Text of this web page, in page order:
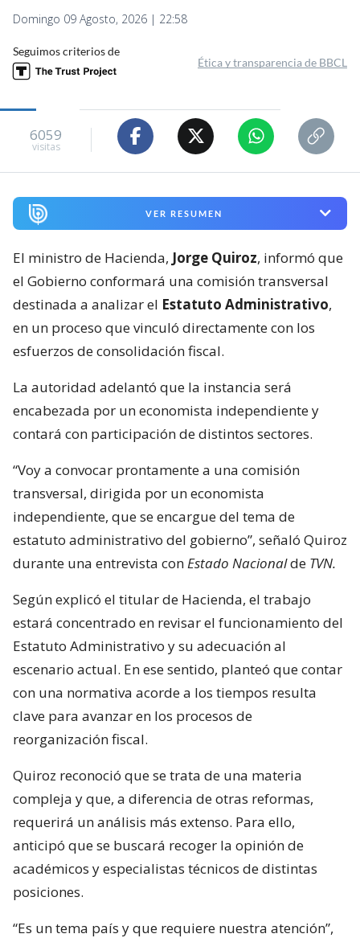
Domingo 09 Agosto, 2026 | 22:58
Seguimos criterios de
Ética y transparencia de BBCL
6059
visitas
VER RESUMEN
El ministro de Hacienda, Jorge Quiroz, informó que
el Gobierno conformará una comisión transversal
destinada a analizar el Estatuto Administrativo,
en un proceso que vinculó directamente con los
esfuerzos de consolidación fiscal.
La autoridad adelantó que la instancia será
encabezada por un economista independiente y
contará con participación de distintos sectores.
“Voy a convocar prontamente a una comisión
transversal, dirigida por un economista
independiente, que se encargue del tema de
estatuto administrativo del gobierno”, señaló Quiroz
durante una entrevista con Estado Nacionalde TVN.
Según explicó el titular de Hacienda, el trabajo
estará concentrado en revisar el funcionamiento del
Estatuto Administrativo y su adecuación al
escenario actual. En ese sentido, planteó que contar
con una normativa acorde a los tiempos resulta
clave para avanzar en los procesos de
reorganización fiscal.
Quiroz reconoció que se trata de una materia
compleja y que, a diferencia de otras reformas,
requerirá un análisis más extenso. Para ello,
anticipó que se buscará recoger la opinión de
académicos y especialistas técnicos de distintas
posiciones.
“Es un tema país y que requiere nuestra atención”,